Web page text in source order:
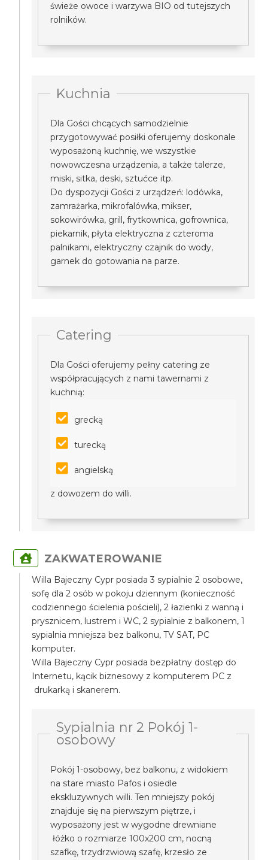
świeże owoce i warzywa BIO od tutejszych
rolników.
Kuchnia
Dla Gości chcących samodzielnie
przygotowywać posiłki oferujemy doskonale
wyposażoną kuchnię, we wszystkie
nowowczesna urządzenia, a także talerze,
miski, sitka, deski, sztućce itp.
Do dyspozycji Gości z urządzeń: lodówka,
zamrażarka, mikrofalówka, mikser,
sokowirówka, grill, frytkownica, gofrownica,
piekarnik, płyta elektryczna z czteroma
palnikami, elektryczny czajnik do wody,
garnek do gotowania na parze.
Catering
Dla Gości oferujemy pełny catering ze
współpracujących z nami tawernami z
kuchnią:
grecką
turecką
angielską
z dowozem do willi.
ZAKWATEROWANIE
Willa Bajeczny Cypr posiada 3 sypialnie 2 osobowe,
sofę dla 2 osób w pokoju dziennym (konieczność
codziennego ścielenia pościeli), 2 łazienki z wanną i
prysznicem, lustrem i WC, 2 sypialnie z balkonem, 1
sypialnia mniejsza bez balkonu, TV SAT, PC
komputer.
Willa Bajeczny Cypr posiada bezpłatny dostęp do
Internetu, kącik biznesowy z komputerem PC z
drukarką i skanerem.
Sypialnia nr 2 Pokój 1-
osobowy
Pokój 1-osobowy, bez balkonu, z widokiem
na stare miasto Pafos i osiedle
ekskluzywnych willi. Ten mniejszy pokój
znajduje się na pierwszym piętrze, i
wyposażony jest w wygodne drewniane
łóżko o rozmiarze 100x200 cm, nocną
szafkę, trzydrzwiową szafę, krzesło ze